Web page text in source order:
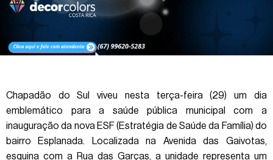
Chapadão do Sul viveu nesta terça-feira (29) um dia
emblemático para a saúde pública municipal com a
inauguração da nova ESF (Estratégia de Saúde da Família) do
bairro Esplanada. Localizada na Avenida das Gaivotas,
esquina com a Rua das Garças, a unidade representa um